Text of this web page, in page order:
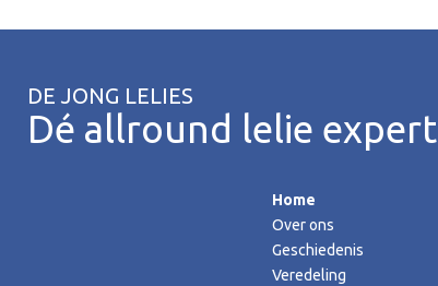
DE JONG LELIES
Dé allround lelie
Home
Over ons
Geschiedenis
Veredeling